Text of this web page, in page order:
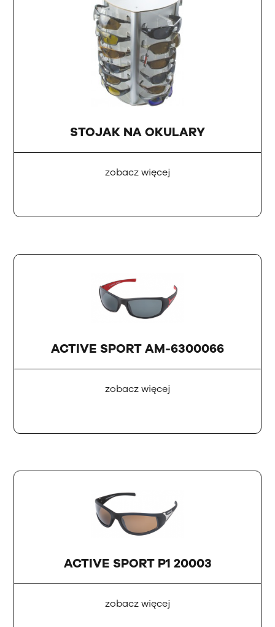
STOJAK NA OKULARY
zobacz więcej
ACTIVE SPORT AM-6300066
zobacz więcej
ACTIVE SPORT P1 20003
zobacz więcej